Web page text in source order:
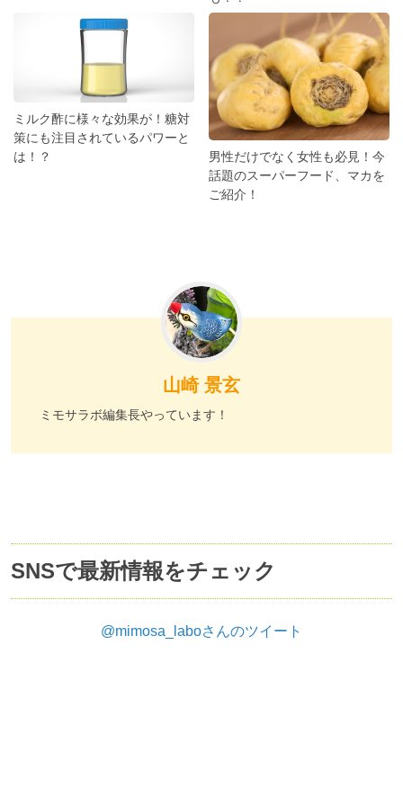
ミルク酢に様々な効果が！糖対
策にも注目されているパワーと
は！？
男性だけでなく女性も必見！今
話題のスーパーフード、マカを
ご紹介！
山崎 景玄
ミモサラボ編集長やっています！
SNSで最新情報をチェック
@mimosa_laboさんのツイート